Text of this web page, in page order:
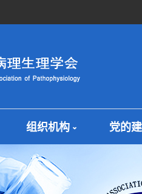
组织机构 党的